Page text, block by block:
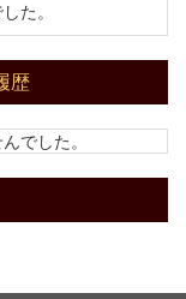
た。
歴
でした。